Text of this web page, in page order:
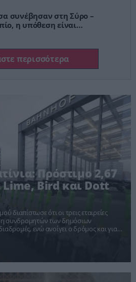
συνέβησαν στη Σύρο –
η υπόθεση είναι
περισσότερα
Πρόστιμο 2,67
Bird και Dott
διαπίστωσε ότι οι τρεις εταιρείες
συνδρομητών των δημόσιων
ενώ ανοίγει ο δρόμος και για